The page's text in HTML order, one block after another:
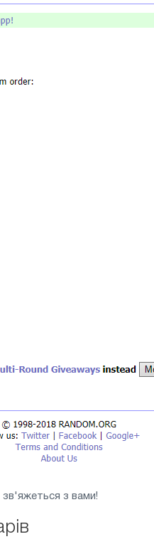
з вами!